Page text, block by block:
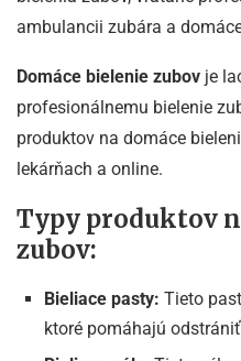
ambulancii zubára a
Domáce bielenie zubov je
profesionálnemu bielenie
produktov na domáce
lekárňach a online.
Typy produktov
zubov:
Bieliace pasty: Tieto
ktoré pomáhajú